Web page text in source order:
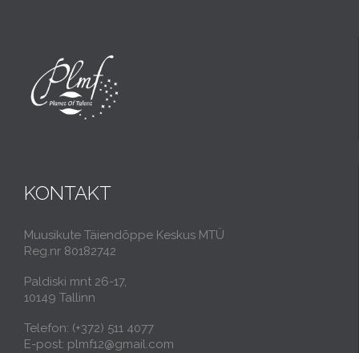
KONTAKT
Muusikute Täiendõppe Keskus MTÜ
Reg.nr 80182742
Paldiski mnt 26-17,
10149 Tallinn
Telefon: (+372) 511 4077
E-post: plmf12@gmail.com